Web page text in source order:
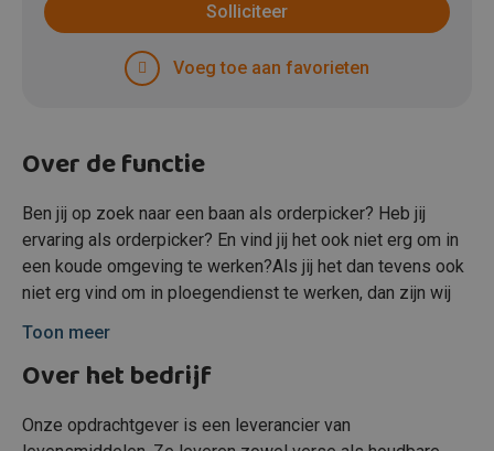
Solliciteer
Voeg toe aan favorieten
Over de functie
Ben jij op zoek naar een baan als orderpicker? Heb jij
ervaring als orderpicker? En vind jij het ook niet erg om in
een koude omgeving te werken?Als jij het dan tevens ook
niet erg vind om in ploegendienst te werken, dan zijn wij
Toon meer
Over het bedrijf
Onze opdrachtgever is een leverancier van